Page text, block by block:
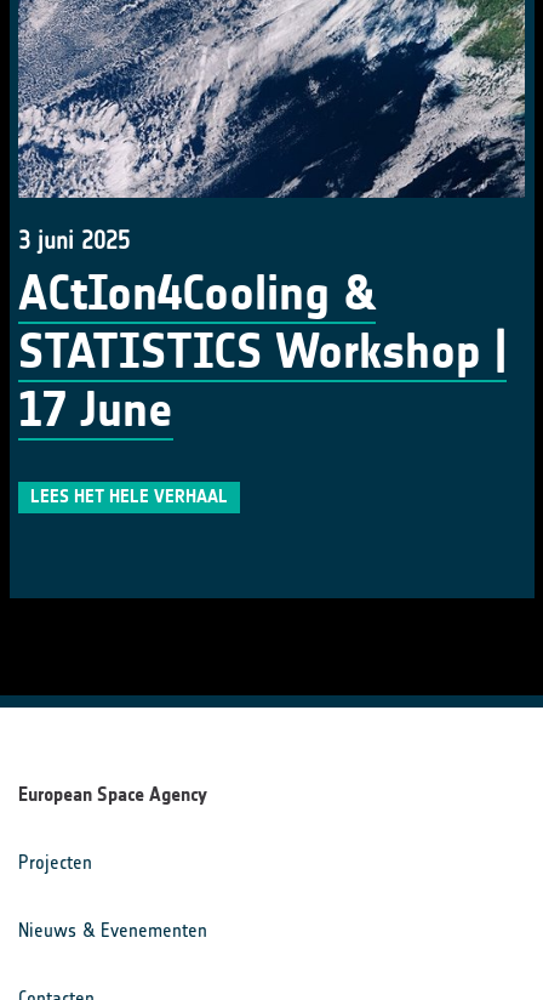
3 juni 2025
ACtIon4Cooling &
STATISTICS Workshop |
17 June
LEES HET HELE VERHAAL
European Space Agency
Projecten
Nieuws & Evenementen